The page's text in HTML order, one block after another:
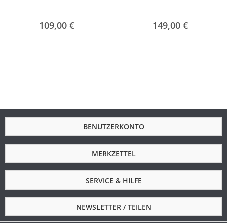
109,00 € 149,00 €
BENUTZERKONTO
MERKZETTEL
SERVICE & HILFE
NEWSLETTER / TEILEN